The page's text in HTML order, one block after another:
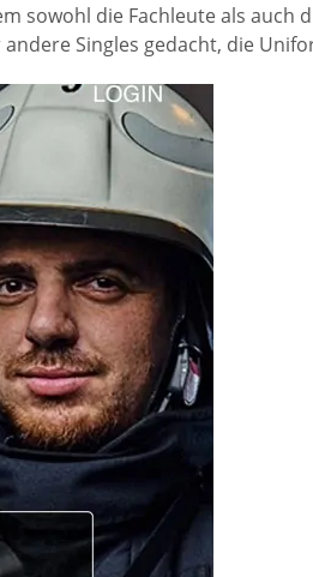
sowohl die Fachleute als auch
Singles gedacht, die